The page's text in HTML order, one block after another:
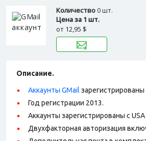
Количество0 шт.
Цена за 1 шт.
от 12,95 $
Описание.
Аккаунты GMail
Год регистрации 2013.
Аккаунты зарегистрированы с USA
Двухфакторная авторизация